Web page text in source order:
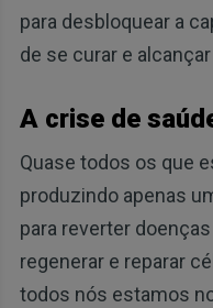
para desbloquear a
de se curar e
A crise de
Quase todos os que
produzindo apenas
para reverter
regenerar e reparar
todos nós estamos